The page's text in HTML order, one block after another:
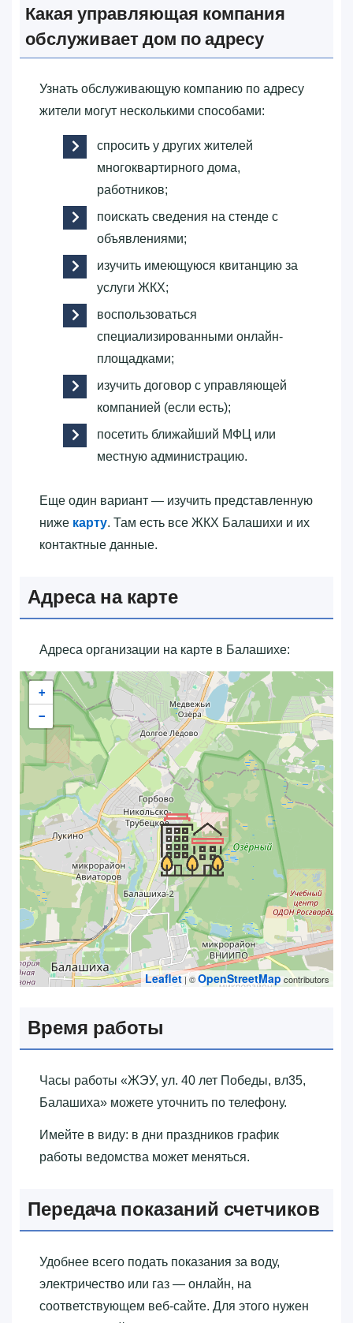
Какая управляющая компания
обслуживает дом по адресу
Узнать обслуживающую компанию по адресу
жители могут несколькими способами:
спросить у других жителей
многоквартирного дома,
работников;
поискать сведения на стенде с
объявлениями;
изучить имеющуюся квитанцию за
услуги ЖКХ;
воспользоваться
специализированными онлайн-
площадками;
изучить договор с управляющей
компанией (если есть);
посетить ближайший МФЦ или
местную администрацию.
Еще один вариант — изучить представленную
ниже карту. Там есть все ЖКХ Балашихи и их
контактные данные.
Адреса на карте
Адреса организации на карте в Балашихе:
+
−
Leaflet| ©OpenStreetMap contributors
Время работы
Часы работы «‎ЖЭУ, ул. 40 лет Победы, вл35,
Балашиха»‎ можете уточнить по телефону.
Имейте в виду: в дни праздников график
работы ведомства может меняться.
Передача показаний счетчиков
Удобнее всего подать показания за воду,
электричество или газ — онлайн, на
соответствующем веб-сайте. Для этого нужен